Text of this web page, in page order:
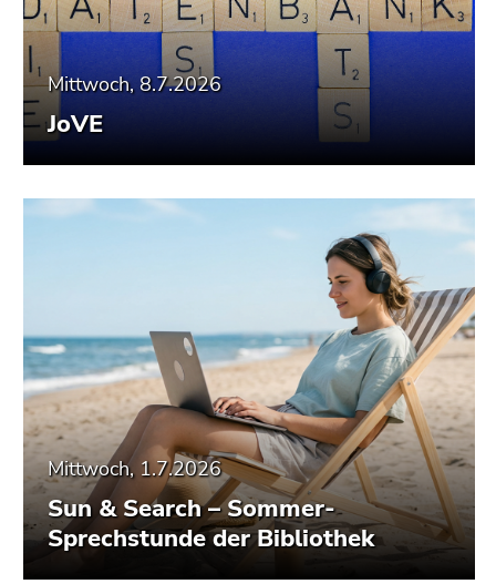
Mittwoch, 8.7.2026
JoVE
Mittwoch, 1.7.2026
Sun & Search – Sommer-
Sprechstunde der Bibliothek